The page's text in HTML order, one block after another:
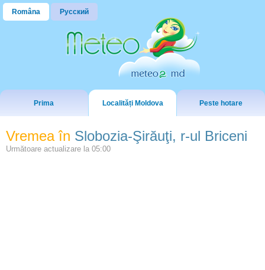
Româna Русский
Prima Localități Moldova Peste hotare
Vremea în Slobozia-Şirăuţi, r-ul Briceni
Următoare actualizare la 05:00